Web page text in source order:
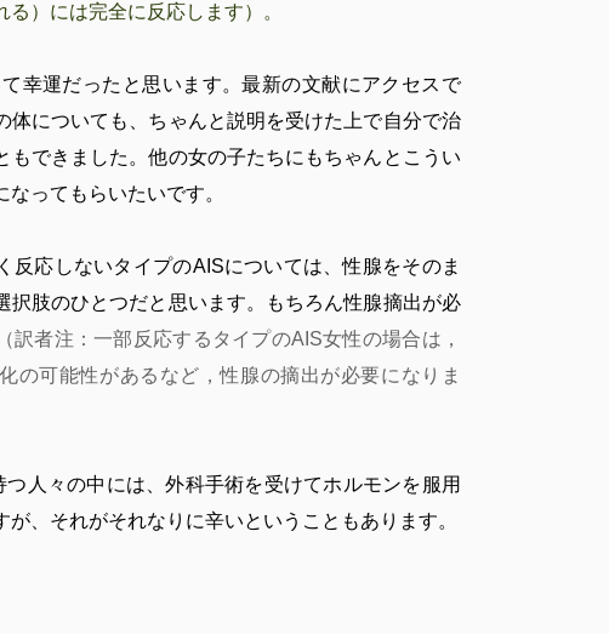
る）には完全に反応します）。
幸運だったと思います。最新の文献にアクセスで
体についても、ちゃんと説明を受けた上で自分で治
もできました。他の女の子たちにもちゃんとこうい
ってもらいたいです。
応しないタイプのAISについては、性腺をそのま
択肢のひとつだと思います。もちろん性腺摘出が必
（訳者注：一部反応するタイプのAIS女性の場合は，
の可能性があるなど，性腺の摘出が必要になりま
人々の中には、外科手術を受けてホルモンを服用
、それがそれなりに辛いということもあります。